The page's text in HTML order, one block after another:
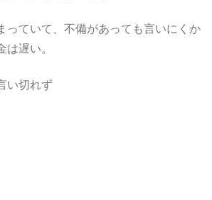
っていて、不備があっても言いにくか
は遅い。
い切れず